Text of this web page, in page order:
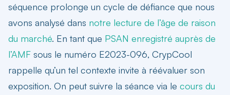
séquence prolonge un cycle de défiance que nous
avons analysé dans notre lecture de l’âge de raison
du marché. En tant que PSAN enregistré auprès de
l’AMF sous le numéro E2023-096, CrypCool
rappelle qu’un tel contexte invite à réévaluer son
exposition. On peut suivre la séance via le cours du